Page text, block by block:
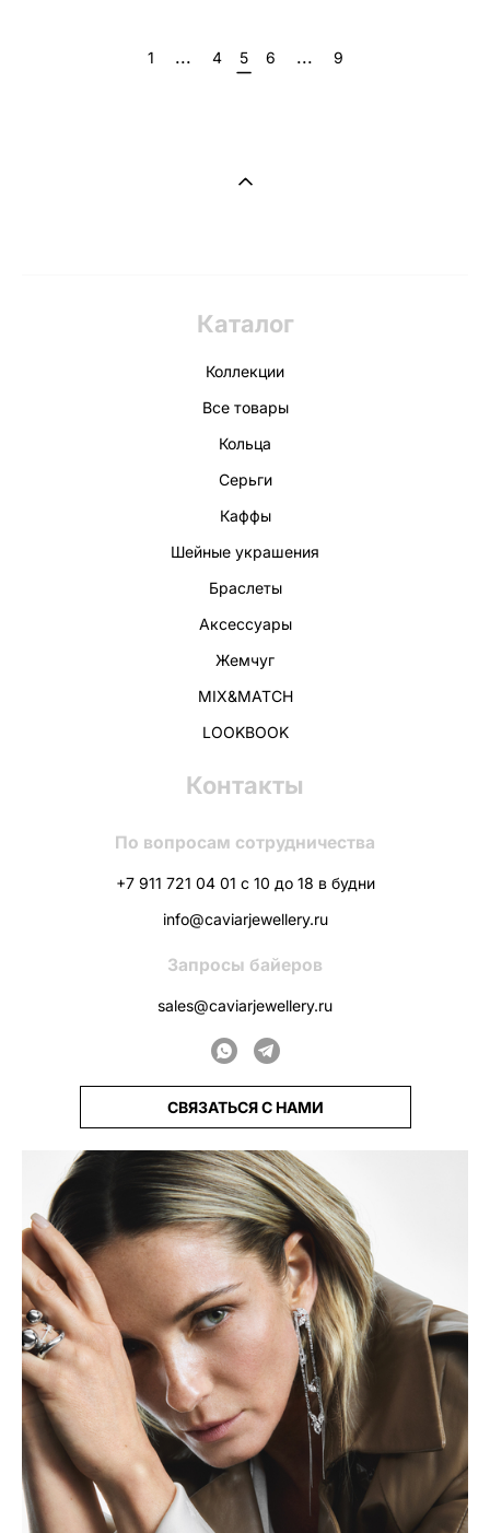
1 ... 4 5 6 ... 9
Каталог
Коллекции
Все товары
Кольца
Серьги
Каффы
Шейные украшения
Браслеты
Аксессуары
Жемчуг
MIX&MATCH
LOOKBOOK
Контакты
По вопросам сотрудничества
+7 911 721 04 01 с 10 до 18 в будни
info@caviarjewellery.ru
Запросы байеров
sales@caviarjewellery.ru
СВЯЗАТЬСЯ С НАМИ